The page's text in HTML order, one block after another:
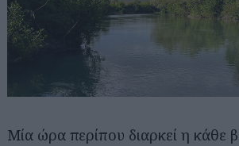
Μία ώρα περίπου διαρκεί η κάθε